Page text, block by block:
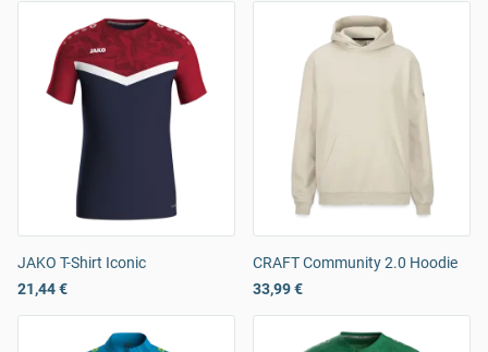
JAKO T-Shirt Iconic
21,44 €
CRAFT Community 2.0 Hoodie
33,99 €